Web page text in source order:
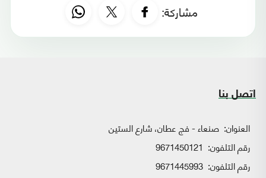
مشاركة:
اتصل بنا
العنوان: صنعاء - فج عطان، شارع الستين
رقم التلفون: 9671450121
رقم التلفون: 9671445993